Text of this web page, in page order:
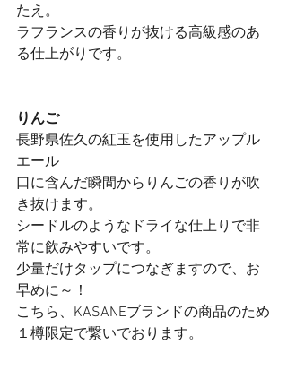
たえ。
ラフランスの香りが抜ける高級感のあ
る仕上がりです。
りんご
長野県佐久の紅玉を使用したアップル
エール
口に含んだ瞬間からりんごの香りが吹
き抜けます。
シードルのようなドライな仕上りで非
常に飲みやすいです。
少量だけタップにつなぎますので、お
早めに～！
こちら、KASANEブランドの商品のため
１樽限定で繋いでおります。